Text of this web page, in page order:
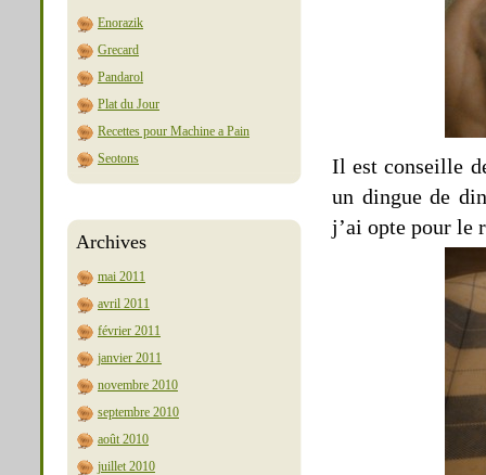
Enorazik
Grecard
Pandarol
Plat du Jour
Recettes pour Machine a Pain
Seotons
Archives
mai 2011
avril 2011
février 2011
janvier 2011
novembre 2010
septembre 2010
août 2010
juillet 2010
Il est conseille
un dingue de
j’ai opte pour le